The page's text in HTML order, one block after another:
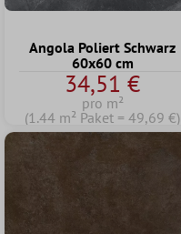
Angola Poliert Schwarz
60x60 cm
34,51 €
pro m²
(1.44 m² Paket = 49,69 €)